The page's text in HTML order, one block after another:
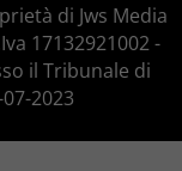
di Jws Media
17132921002 -
il Tribunale di
2023